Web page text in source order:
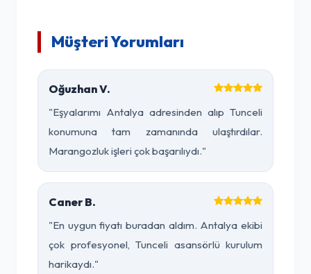
Müşteri Yorumları
Oğuzhan V.
"Eşyalarımı Antalya adresinden alıp Tunceli
konumuna tam zamanında ulaştırdılar.
Marangozluk işleri çok başarılıydı."
Caner B.
"En uygun fiyatı buradan aldım. Antalya ekibi
çok profesyonel, Tunceli asansörlü kurulum
harikaydı."